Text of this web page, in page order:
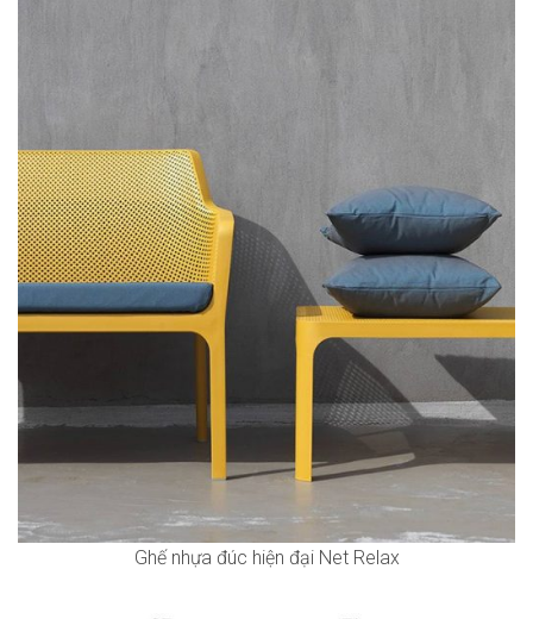
Ghế nhựa đúc hiện đại Net Relax